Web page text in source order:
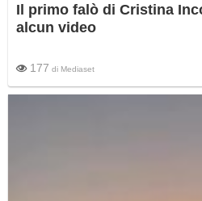
Il primo falò di Cristina
alcun video
177 di Mediaset